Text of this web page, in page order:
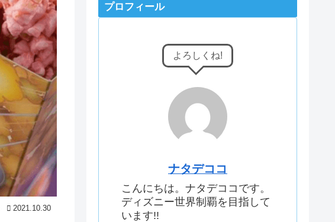
2021.10.30
プロフィール
よろしくね!
ナタデココ
こんにちは。ナタデココです。
ディズニー世界制覇を目指して
います!!